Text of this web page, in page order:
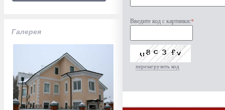
Галерея
Введите код с картинки:*
перезагрузить код